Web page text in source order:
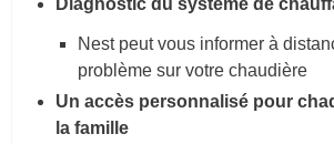
Diagnostic du système de
Nest peut vous informer à
problème sur votre chaudière
Un accès personnalisé pour
la famille